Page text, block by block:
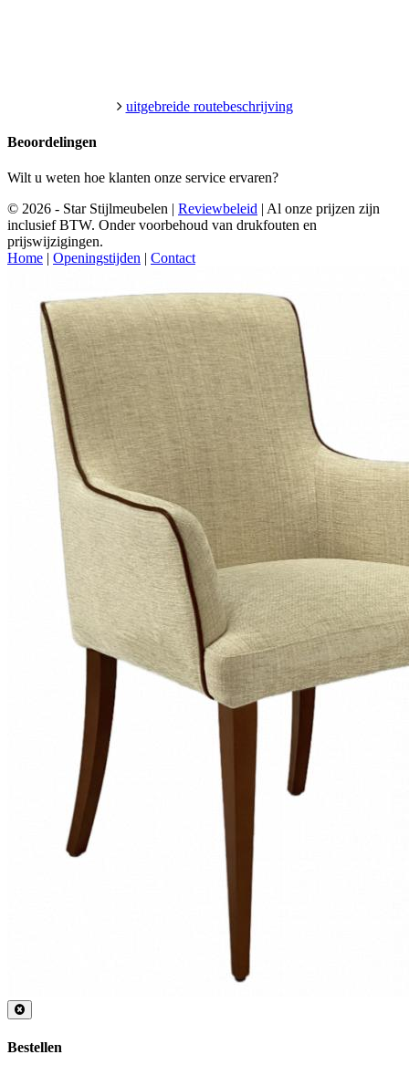
uitgebreide routebeschrijving
Beoordelingen
Wilt u weten hoe klanten onze service ervaren?
© 2026 - Star Stijlmeubelen | Reviewbeleid | Al onze prijzen zijn
inclusief BTW. Onder voorbehoud van drukfouten en
prijswijzigingen.
Home | Openingstijden | Contact
Bestellen